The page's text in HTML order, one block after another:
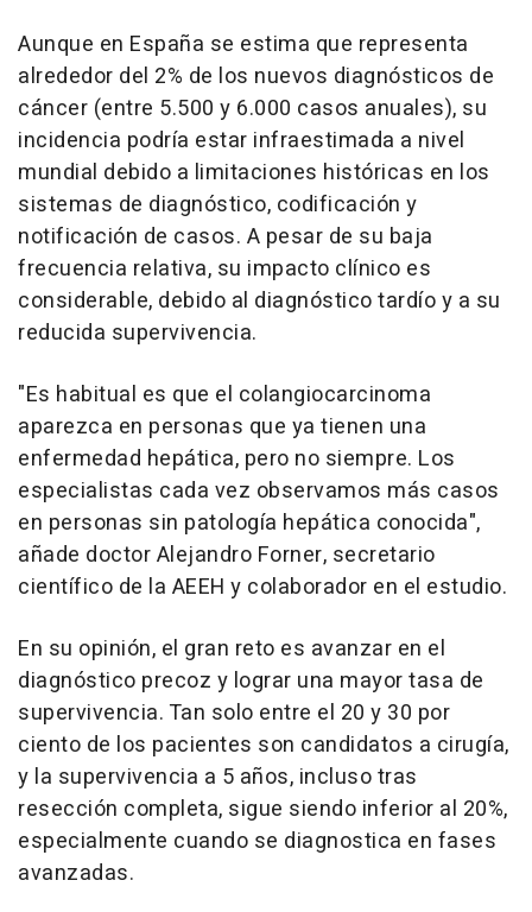
Aunque en España se estima que representa
alrededor del 2% de los nuevos diagnósticos de
cáncer (entre 5.500 y 6.000 casos anuales), su
incidencia podría estar infraestimada a nivel
mundial debido a limitaciones históricas en los
sistemas de diagnóstico, codificación y
notificación de casos. A pesar de su baja
frecuencia relativa, su impacto clínico es
considerable, debido al diagnóstico tardío y a su
reducida supervivencia.
"Es habitual es que el colangiocarcinoma
aparezca en personas que ya tienen una
enfermedad hepática, pero no siempre. Los
especialistas cada vez observamos más casos
en personas sin patología hepática conocida",
añade doctor Alejandro Forner, secretario
científico de la AEEH y colaborador en el estudio.
En su opinión, el gran reto es avanzar en el
diagnóstico precoz y lograr una mayor tasa de
supervivencia. Tan solo entre el 20 y 30 por
ciento de los pacientes son candidatos a cirugía,
y la supervivencia a 5 años, incluso tras
resección completa, sigue siendo inferior al 20%,
especialmente cuando se diagnostica en fases
avanzadas.